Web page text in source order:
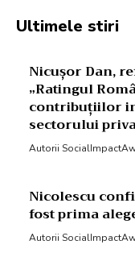
Ultimele stiri
Nicușor Dan,
„Ratingul
contribuțiilor
sectorului
Autorii
Nicolescu
fost prima
Autorii